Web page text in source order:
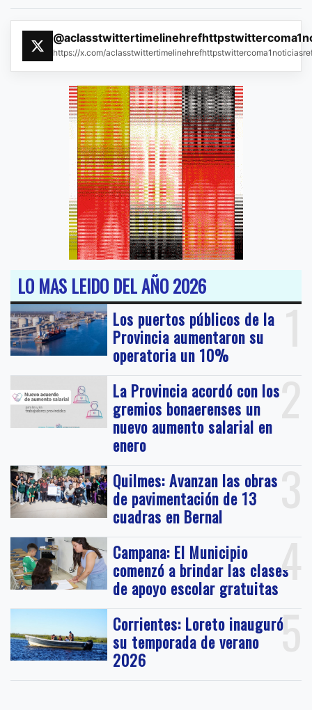
https://x.com/
LO MAS LEIDO DEL AÑO 2026
1
Los puertos públicos de la
Provincia aumentaron su
operatoria un 10%
2
La Provincia acordó con los
gremios bonaerenses un
nuevo aumento salarial en
enero
3
Quilmes: Avanzan las obras
de pavimentación de 13
cuadras en Bernal
4
Campana: El Municipio
comenzó a brindar las clases
de apoyo escolar gratuitas
5
Corrientes: Loreto inauguró
su temporada de verano
2026